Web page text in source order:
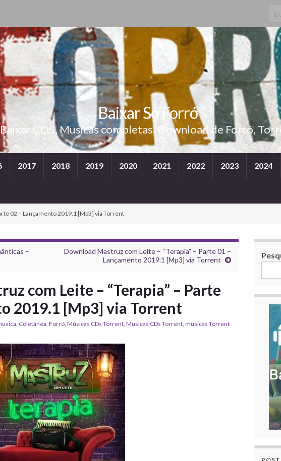
Baixar Só Forró
Baixar CDS, Musicas completas, Download de Forró,
2017 2018 2019 2020 2021 2022 2023 2024
02 – Lançamento 2019.1 [Mp3] via Torrent
–
Download Mastruz com Leite – “Terapia” – Parte 01 –
Lançamento 2019.1 [Mp3] via Torrent
com Leite – “Terapia” – Parte
2019.1 [Mp3] via Torrent
, Coletânea, Forró, ‎Músicas CDs Torrent, ‎Musicas CDs Torrent, musicas Torrent